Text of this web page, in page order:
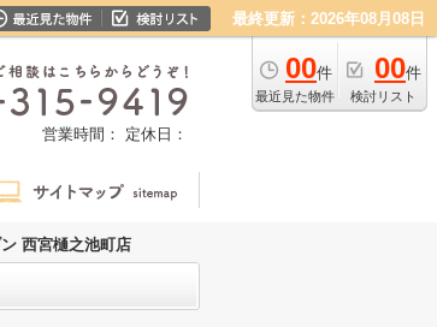
最終更新：2026年08月08日
00件
最近見た物件
00件
検討リスト
営業時間： 定休日：
西宮樋之池町店